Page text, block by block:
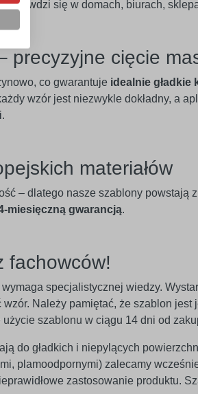
się w domach, biurach,
precyzyjne cięcie
co gwarantuje idealnie gładkie
wzór jest niezwykle dokładny, a
materiałów
– dlatego nasze szablony powstają
miesięczną gwarancją.
fachowców!
specjalistycznej wiedzy.
Należy pamiętać, że szablon
szablonu w ciągu 14 dni od
do gładkich i niepylących
plamoodpornymi) zalecamy
zastosowanie produktu.